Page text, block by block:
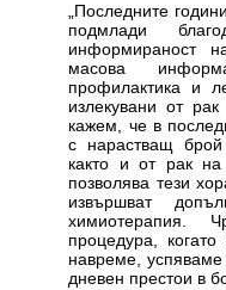
„Последните
подмлади
информираност
масова
профилактика и
излекувани от
кажем, че в
с нарастващ
както и от рак на
позволява тези
извършват
химиотерапия.
процедура,
навреме,
дневен престои в